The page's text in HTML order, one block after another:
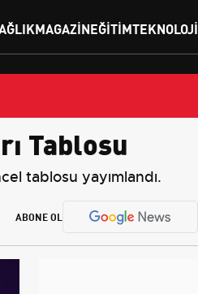
MAGAZINEĞITIMTEKNOLOJI
Tablosu
tablosu yayımlandı.
ABONE OL